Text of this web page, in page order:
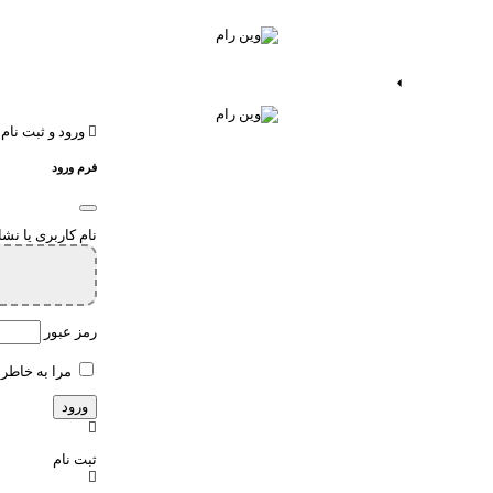
ورود و ثبت نام
فرم ورود
نام کاربری یا
رمز عبور
مرا به خاطر
ثبت نام